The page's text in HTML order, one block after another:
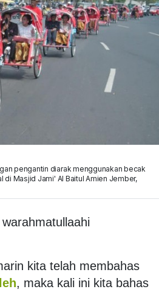
pengantin diarak menggunakan becak
di Masjid Jami' Al Baitul Amien Jember,
kita telah membahas
, maka kali ini kita bahas